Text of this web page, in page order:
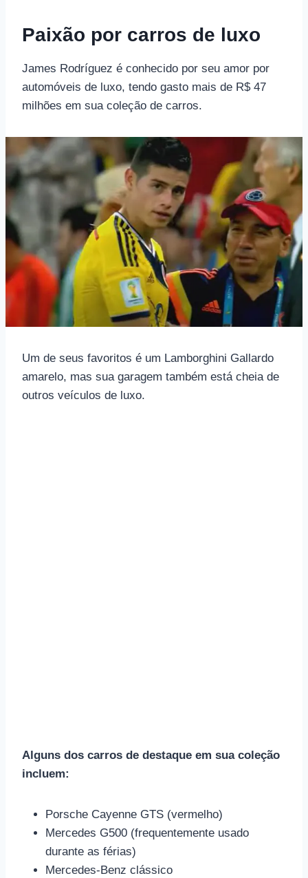
Paixão por carros de luxo
James Rodríguez é conhecido por seu amor por
automóveis de luxo, tendo gasto mais de R$ 47
milhões em sua coleção de carros.
Um de seus favoritos é um Lamborghini Gallardo
amarelo, mas sua garagem também está cheia de
outros veículos de luxo.
Alguns dos carros de destaque em sua coleção
incluem:
Porsche Cayenne GTS (vermelho)
Mercedes G500 (frequentemente usado
durante as férias)
Mercedes-Benz clássico